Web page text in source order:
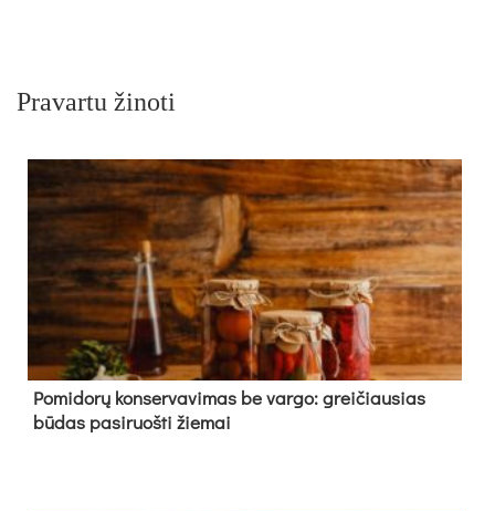
Pravartu žinoti
Pomidorų konservavimas be vargo: greičiausias
būdas pasiruošti žiemai